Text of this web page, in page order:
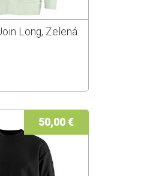
Long, Zelená
50,00 €